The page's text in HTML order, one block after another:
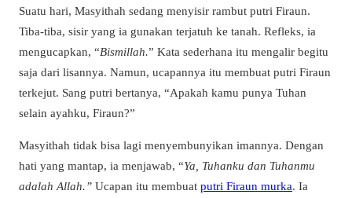
Suatu hari, Masyithah sedang menyisir rambut putri Firaun.
Tiba-tiba, sisir yang ia gunakan terjatuh ke tanah. Refleks, ia
mengucapkan, “Bismillah.” Kata sederhana itu mengalir begitu
saja dari lisannya. Namun, ucapannya itu membuat putri Firaun
terkejut. Sang putri bertanya, “Apakah kamu punya Tuhan
selain ayahku, Firaun?”
Masyithah tidak bisa lagi menyembunyikan imannya. Dengan
hati yang mantap, ia menjawab, “Ya, Tuhanku dan Tuhanmu
adalah Allah.” Ucapan itu membuat putri Firaun murka. Ia